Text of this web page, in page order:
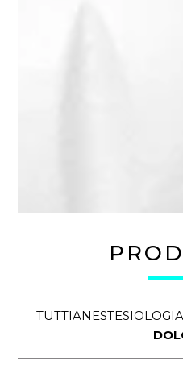
TUTTIANESTESIOLOGIA